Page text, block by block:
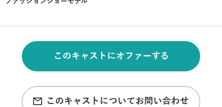
このキャストにオファーする
このキャストについてお問い合わせ